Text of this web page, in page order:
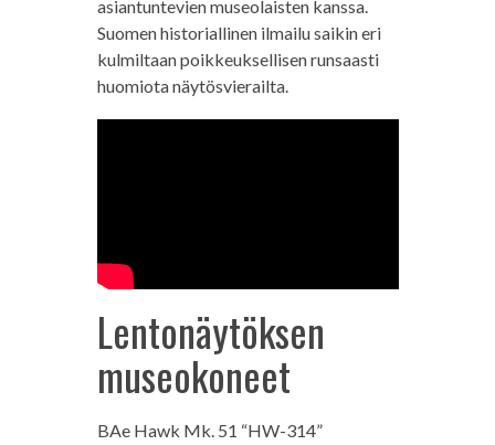
asiantuntevien museolaisten kanssa.
Suomen historiallinen ilmailu saikin eri
kulmiltaan poikkeuksellisen runsaasti
huomiota näytösvierailta.
Lentonäytöksen
museokoneet
BAe Hawk Mk. 51 “HW-314”